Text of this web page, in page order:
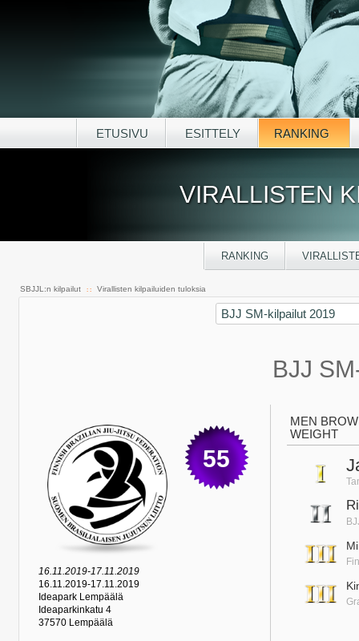
ETUSIVU ESITTELY RANKING
VIRALLISTEN
RANKING
SBJJL:n kilpailut : : Virallisten kilpailuiden tuloksia
BJJ
55
16.11.2019-17.11.2019
16.11.2019-17.11.2019
Ideapark Lempäälä
Ideaparkinkatu 4
37570 Lempäälä
MEN
WEIGHT